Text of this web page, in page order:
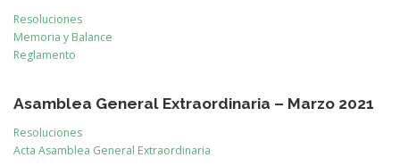
Resoluciones
Memoria y Balance
Reglamento
Asamblea General Extraordinaria – Marzo 2021
Resoluciones
Acta Asamblea General Extraordinaria